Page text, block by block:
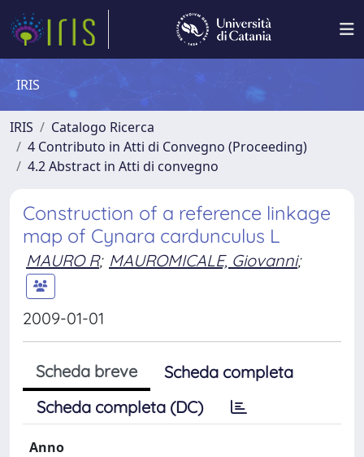
IRIS
IRIS
Catalogo Ricerca
4 Contributo in Atti di Convegno (Proceeding)
4.2 Abstract in Atti di convegno
Construction of a reference linkage
map of Cynara cardunculus L
MAURO R; MAUROMICALE, Giovanni;
2009-01-01
Scheda breve
Scheda completa
Scheda completa (DC)
Anno